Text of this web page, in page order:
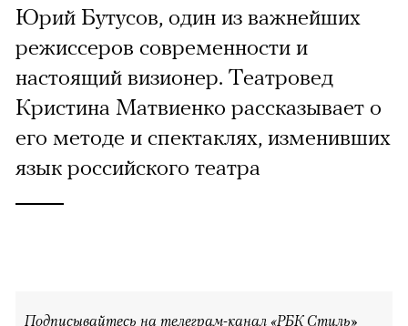
Юрий Бутусов, один из важнейших
режиссеров современности и
настоящий визионер. Театровед
Кристина Матвиенко рассказывает о
его методе и спектаклях, изменивших
язык российского театра
Подписывайтесь на телеграм-канал «РБК Стиль»